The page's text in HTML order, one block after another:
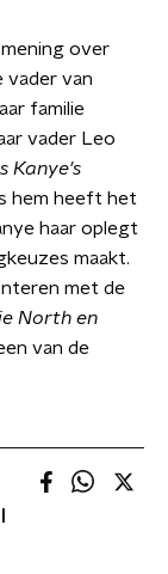
over
vader van
familie
vader Leo
Kanye's
hem heeft het
haar oplegt
maakt.
met de
North en
van de